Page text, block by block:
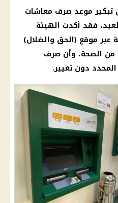
تبكير موعد صرف معاشات
العيد، فقد أكدت الهيئة
عبر موقع (الحق والضلال)
من الصحة، وأن صرف
دون تغيير.